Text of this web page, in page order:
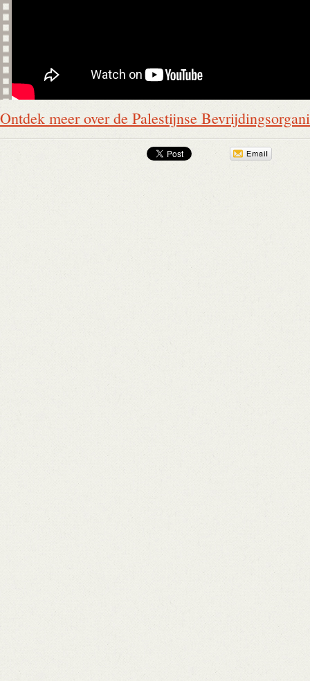
Ontdek meer over de Palestijnse